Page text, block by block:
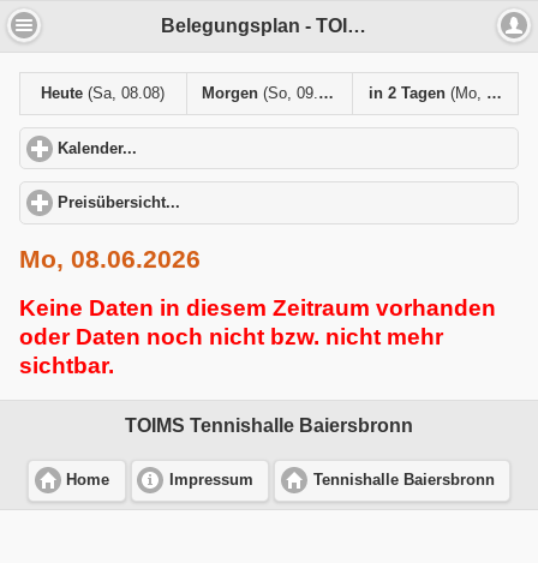
Belegungsplan - TOIMS Tennishalle Baiersbronn
Heute(Sa, 08.08) Morgen(So, 09.08) in 2 Tagen (Mo, 10.08)
Kalender...
Preisübersicht...
Mo, 08.06.2026
Keine Daten in diesem Zeitraum vorhanden
oder Daten noch nicht bzw. nicht mehr
sichtbar.
TOIMS Tennishalle Baiersbronn
Home Impressum Tennishalle Baiersbronn